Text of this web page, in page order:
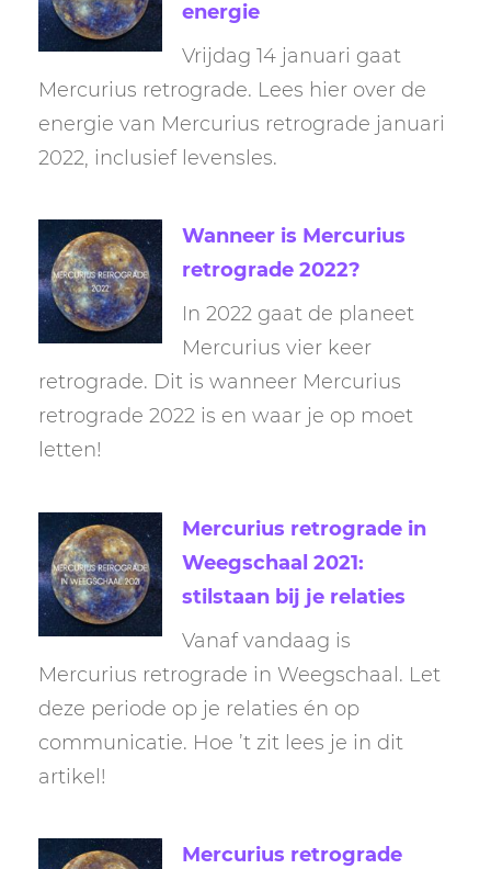
energie
Vrijdag 14 januari gaat
Mercurius retrograde. Lees hier over de
energie van Mercurius retrograde januari
2022, inclusief levensles.
Wanneer is Mercurius
retrograde 2022?
In 2022 gaat de planeet
Mercurius vier keer
retrograde. Dit is wanneer Mercurius
retrograde 2022 is en waar je op moet
letten!
Mercurius retrograde in
Weegschaal 2021:
stilstaan bij je relaties
Vanaf vandaag is
Mercurius retrograde in Weegschaal. Let
deze periode op je relaties én op
communicatie. Hoe ’t zit lees je in dit
artikel!
Mercurius retrograde